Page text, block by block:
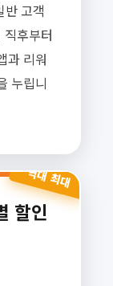
고객
후부터
과 리워
누립니
역대 최대
할인